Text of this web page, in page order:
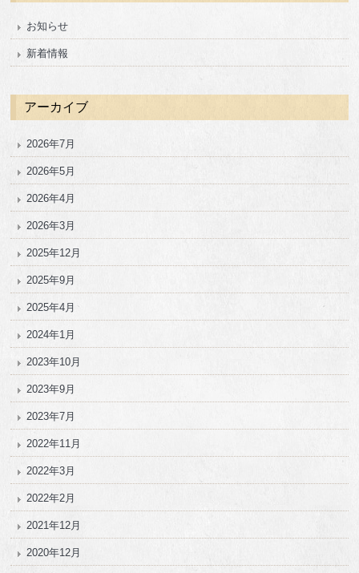
お知らせ
新着情報
アーカイブ
2026年7月
2026年5月
2026年4月
2026年3月
2025年12月
2025年9月
2025年4月
2024年1月
2023年10月
2023年9月
2023年7月
2022年11月
2022年3月
2022年2月
2021年12月
2020年12月